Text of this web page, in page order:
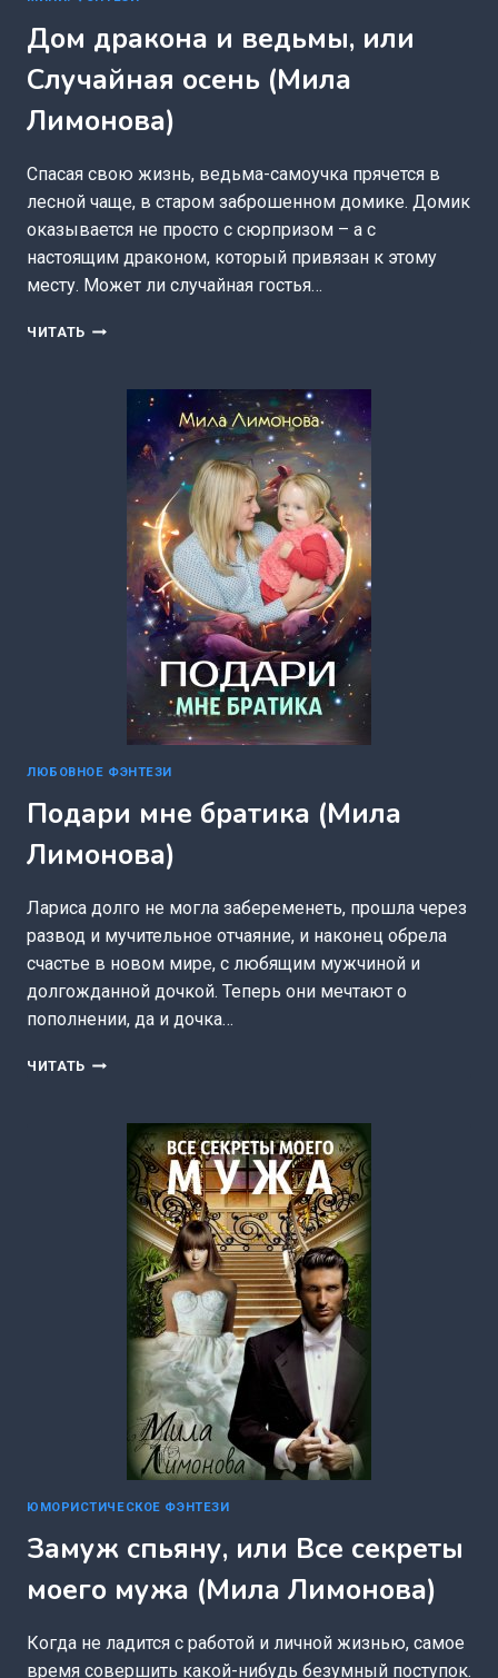
Дом дракона и ведьмы, или
Случайная осень (Мила
Лимонова)
Спасая свою жизнь, ведьма-самоучка прячется в
лесной чаще, в старом заброшенном домике. Домик
оказывается не просто с сюрпризом – а с
настоящим драконом, который привязан к этому
месту. Может ли случайная гостья…
ЧИТАТЬ ДОМ
ВЕДЬМЫ,
СЛУЧАЙНАЯ
ЛИМОНОВА)
ЛЮБОВНОЕ ФЭНТЕЗИ
Подари мне братика (Мила
Лимонова)
Лариса долго не могла забеременеть, прошла через
развод и мучительное отчаяние, и наконец обрела
счастье в новом мире, с любящим мужчиной и
долгожданной дочкой. Теперь они мечтают о
пополнении, да и дочка…
ЧИТАТЬ ПОДАРИ
(МИЛА
ЛИМОНОВА)
ЮМОРИСТИЧЕСКОЕ ФЭНТЕЗИ
Замуж спьяну, или Все секреты
моего мужа (Мила Лимонова)
Когда не ладится с работой и личной жизнью, самое
время совершить какой-нибудь безумный поступок.